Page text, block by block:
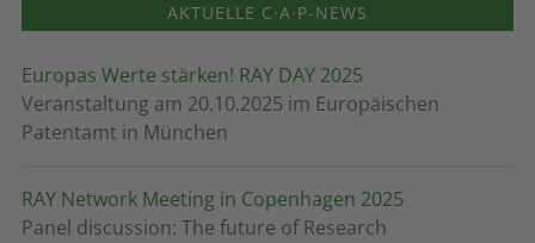
AKTUELLE C·A·P-NEWS
Europas Werte stärken! RAY DAY 2025
Veranstaltung am 20.10.2025 im Europäischen
Patentamt in München
RAY Network Meeting in Copenhagen 2025
Panel discussion: The future of Research